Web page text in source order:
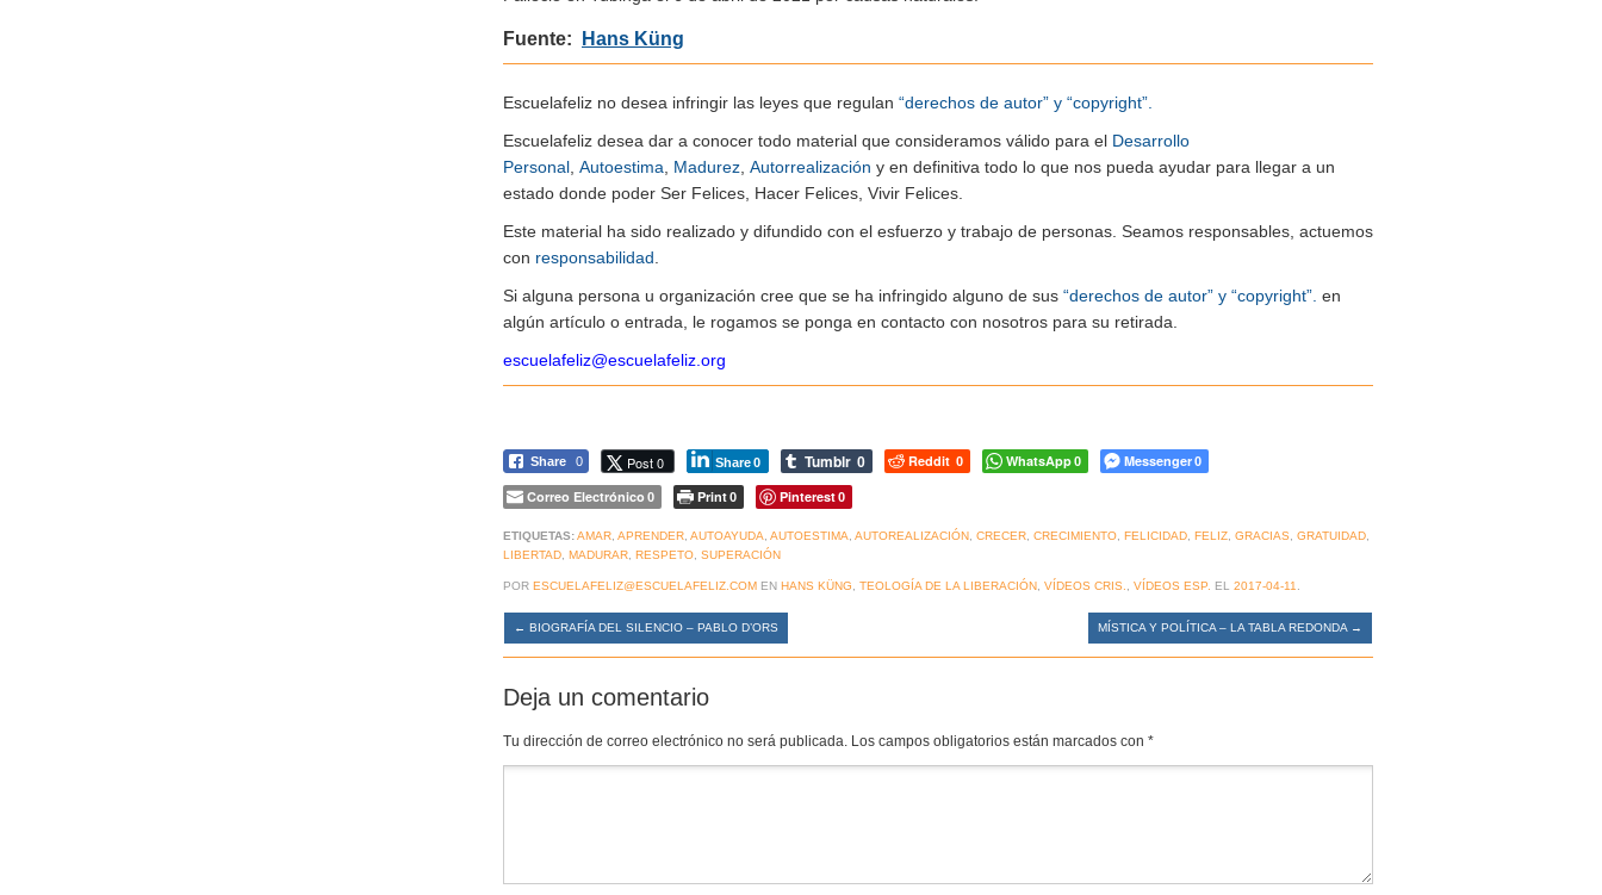
Fuente: Hans Küng
Escuelafeliz no desea infringir las leyes que regulan “derechos de autor” y “copyright”.
Escuelafeliz desea dar a conocer todo material que consideramos válido para el Desarrollo
Personal, Autoestima, Madurez, Autorrealización y en definitiva todo lo que nos pueda ayudar para llegar a un
estado donde poder Ser Felices, Hacer Felices, Vivir Felices.
Este material ha sido realizado y difundido con el esfuerzo y trabajo de personas. Seamos responsables, actuemos
con responsabilidad.
Si alguna persona u organización cree que se ha infringido alguno de sus “derechos de autor” y “copyright”. en
algún artículo o entrada, le rogamos se ponga en contacto con nosotros para su retirada.
escuelafeliz@escuelafeliz.org
Share 0 Post 0 Share0 Tumblr 0 Reddit 0 WhatsApp0 Messenger0
Correo Electrónico 0 Print0 Pinterest0
ETIQUETAS:AMAR, APRENDER, AUTOAYUDA, AUTOESTIMA, AUTOREALIZACIÓN, CRECER, CRECIMIENTO, FELICIDAD, FELIZ, GRACIAS, GRATUIDAD,
LIBERTAD, MADURAR, RESPETO, SUPERACIÓN
POR ESCUELAFELIZ@ESCUELAFELIZ.COM EN HANS KÜNG, TEOLOGÍA DE LA LIBERACIÓN, VÍDEOS CRIS., VÍDEOS ESP. EL 2017-04-11.
← BIOGRAFÍA DEL SILENCIO – PABLO D’ORS MÍSTICA Y POLÍTICA – LA TABLA REDONDA →
Deja un comentario
Tu dirección de correo electrónico no será publicada. Los campos obligatorios están marcados con *